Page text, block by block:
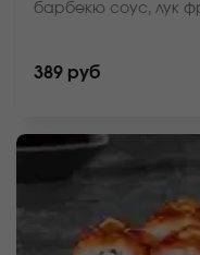
барбекю соус, лук
389 руб